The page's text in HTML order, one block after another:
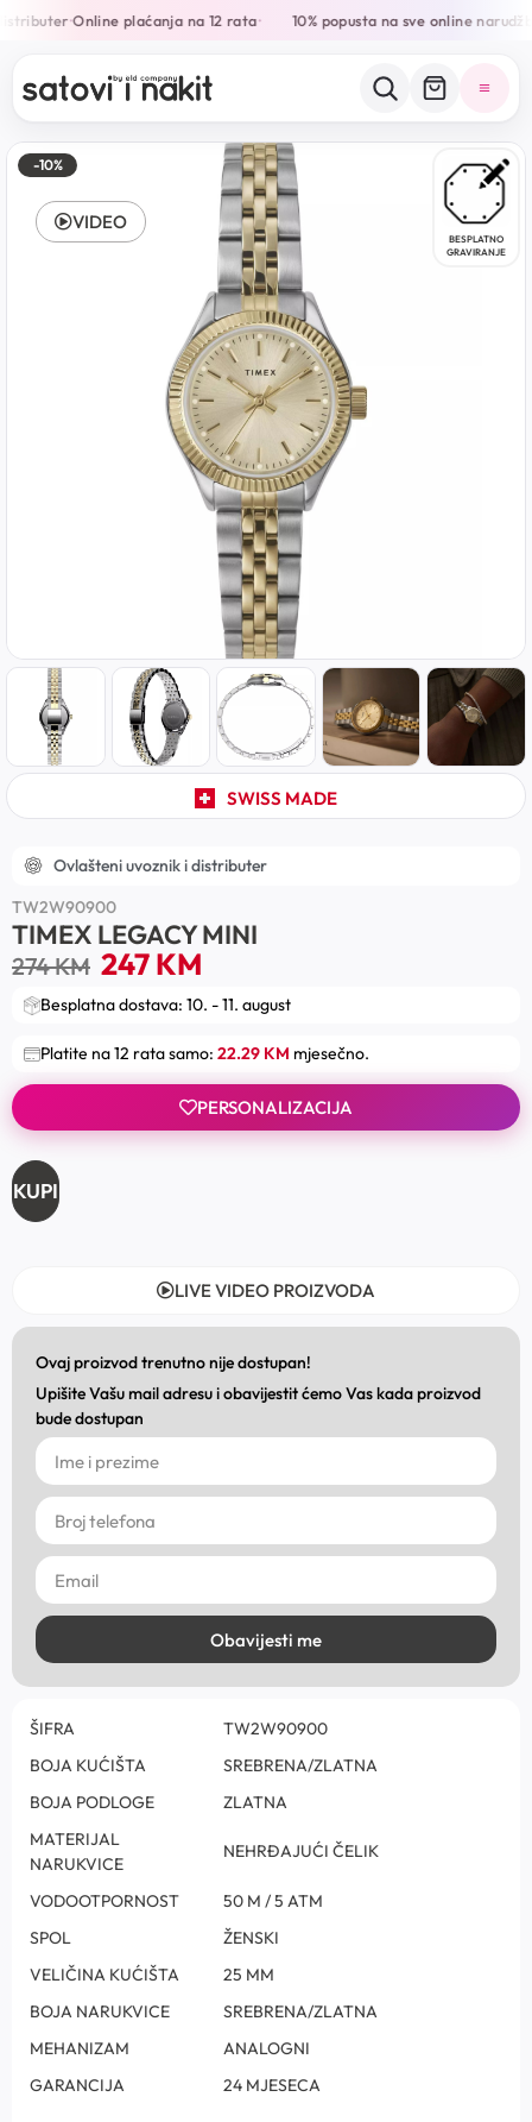
•Online plaćanja na 12 rata• 10% popusta na sve online
-10%
BESPLATNO
GRAVIRANJE
SWISS MADE
VIDEO
Ovlašteni uvoznik i distributer
TW2W90900
TIMEX LEGACY MINI
274KM 247KM
Besplatna dostava: 10. - 11. august
Platite na 12 rata samo: 22.29 KM mjesečno.
PERSONALIZACIJA
KUPI
LIVE VIDEO PROIZVODA
Ovaj proizvod trenutno nije dostupan!
Upišite Vašu mail adresu i obavijestit ćemo Vas kada proizvod
bude dostupan
Obavijesti me
ŠIFRA
TW2W90900
BOJA KUĆIŠTA
SREBRENA/ZLATNA
BOJA PODLOGE
ZLATNA
MATERIJAL
NARUKVICE
NEHRĐAJUĆI ČELIK
VODOOTPORNOST
50 M / 5 ATM
SPOL
ŽENSKI
VELIČINA KUĆIŠTA
25 MM
BOJA NARUKVICE
SREBRENA/ZLATNA
MEHANIZAM
ANALOGNI
GARANCIJA
24 MJESECA